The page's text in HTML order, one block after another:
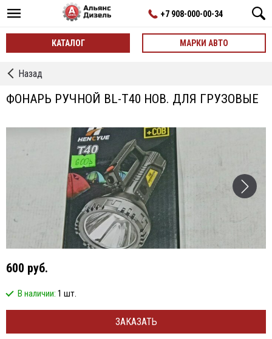
+7 908-000-00-34
КАТАЛОГ МАРКИ АВТО
←
ручные
и
голову
Назад
ФОНАРЬ РУЧНОЙ BL-T40 НОВ. ДЛЯ ГРУЗОВЫЕ
600 руб.
В наличии: 1 шт.
ЗАКАЗАТЬ